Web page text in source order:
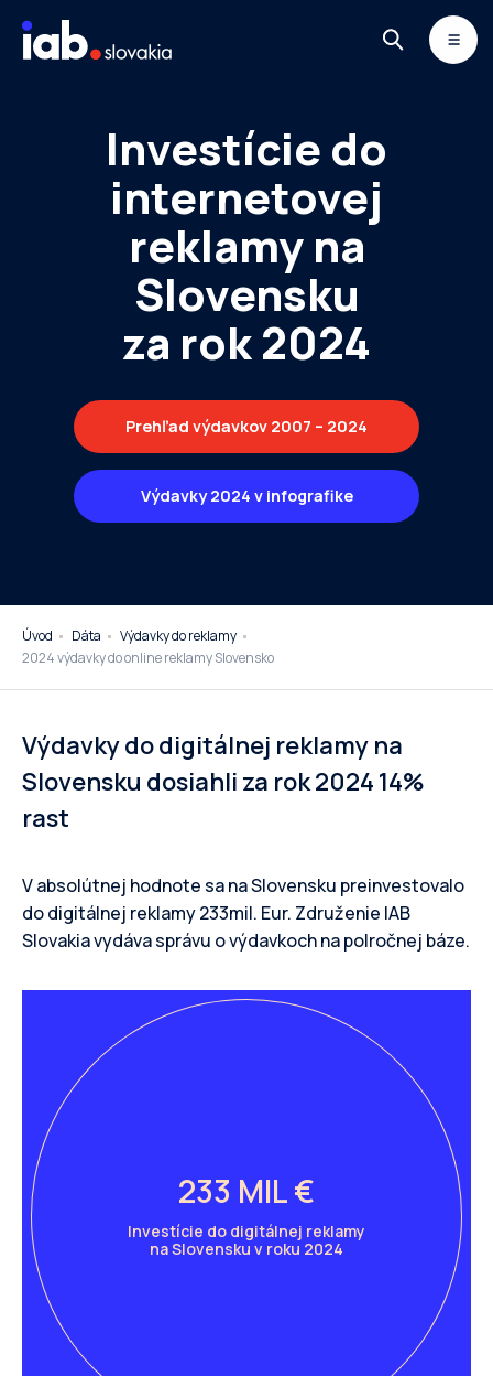
NEWSLETTER
Investície do
internetovej
reklamy na
Slovensku
za rok 2024
Prehľad výdavkov 2007 – 2024
Výdavky 2024 v infografike
Úvod Dáta
Výdavky do reklamy
2024 výdavky do online reklamy Slovensko
Výdavky do digitálnej reklamy na
Slovensku dosiahli za rok 2024 14%
rast
V absolútnej hodnote sa na Slovensku preinvestovalo
do digitálnej reklamy 233mil. Eur. Združenie IAB
Slovakia vydáva správu o výdavkoch na polročnej báze.
233 MIL €
Investície do digitálnej reklamy
na Slovensku v roku 2024